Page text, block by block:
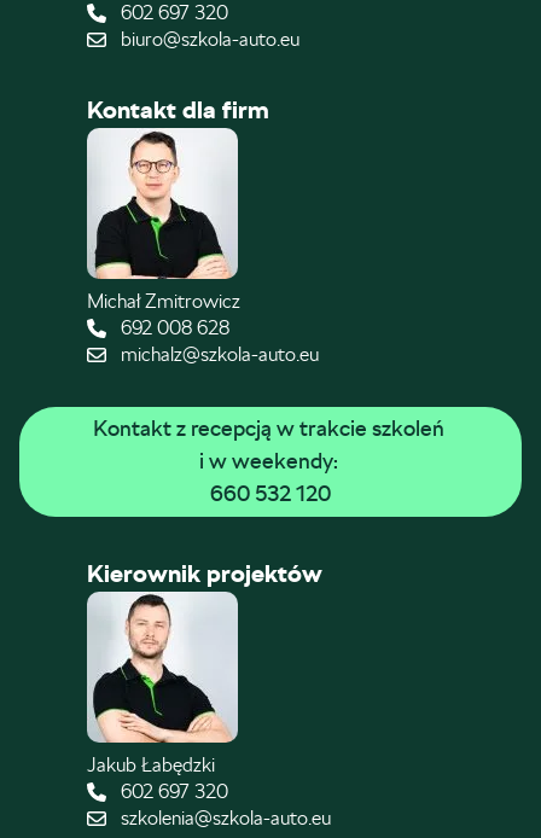
602 697 320
biuro@szkola-auto.eu
Kontakt dla firm
Michał Zmitrowicz
692 008 628
michalz@szkola-auto.eu
Kontakt z recepcją w trakcie szkoleń
i w weekendy:
660 532 120
Kierownik projektów
Jakub Łabędzki
602 697 320
szkolenia@szkola-auto.eu